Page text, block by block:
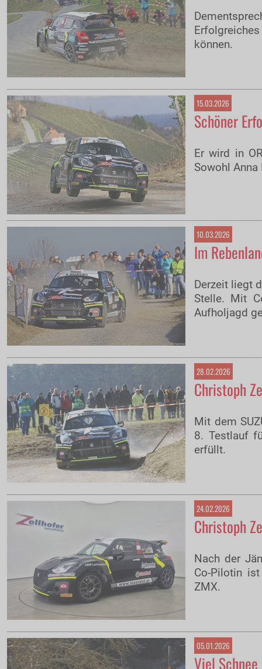
können.
15.03.2026
Schöner
Er wird in
Sowohl Anna
10.03.2026
Im
Derzeit liegt
Stelle. Mit
Aufholjagd
28.02.2026
Christoph
Mit dem
8. Testlauf
erfüllt.
24.02.2026
Christoph
Nach der
Co-Pilotin
ZMX.
05.01.2026
Viel